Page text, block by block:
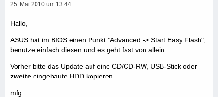
25. Mai 2010 um 13:44
Hallo,
ASUS hat im BIOS einen Punkt "Advanced -> Start Easy Flash",
benutze einfach diesen und es geht fast von allein.
Vorher bitte das Update auf eine CD/CD-RW, USB-Stick oder
zweite eingebaute HDD kopieren.
mfg